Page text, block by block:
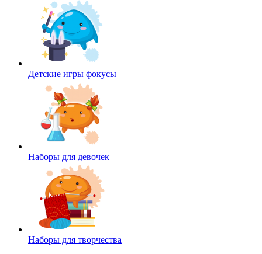
Детские игры фокусы
Наборы для девочек
Наборы для творчества